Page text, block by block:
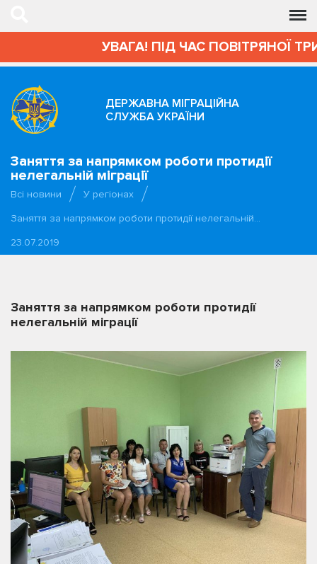
УВАГА! ПІД ЧАС ПОВІТРЯНОЇ
ДЕРЖАВНА МІГРАЦІЙНА
СЛУЖБА УКРАЇНИ
Заняття за напрямком роботи протидії
нелегальній міграції
Всі новини
У регіонах
Заняття за напрямком роботи протидії нелегальній…
23.07.2019
Заняття за напрямком роботи протидії
нелегальній міграції